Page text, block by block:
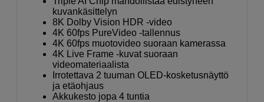
kuvankäsittelyn
8K Dolby Vision HDR -video
4K 60fps PureVideo -tallennus
4K 60fps muotovideo suoraan kamerassa
4K Live Frame -kuvat suoraan
videomateriaalista
Irrotettava 2 tuuman OLED-kosketusnäyttö
ja etäohjaus
Akkukesto jopa 4 tuntia